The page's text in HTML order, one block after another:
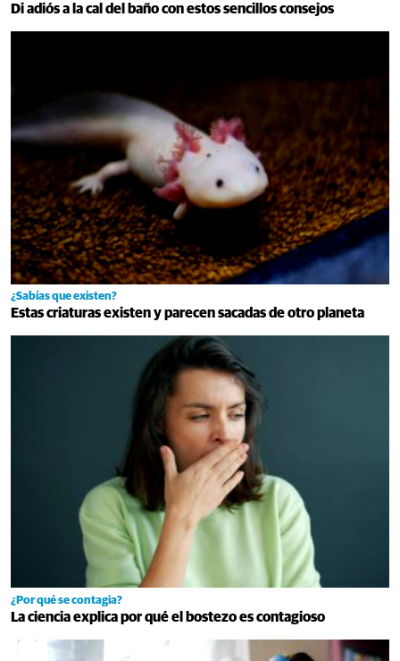
Di adiós a la cal del baño con estos sencillos consejos
¿Sabías que existen?
Estas criaturas existen y parecen sacadas de otro planeta
¿Por qué se contagia?
La ciencia explica por qué el bostezo es contagioso